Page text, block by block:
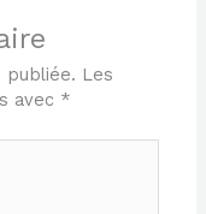
publiée. Les
avec *